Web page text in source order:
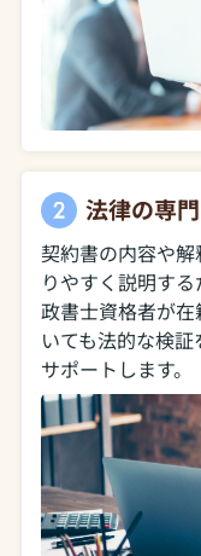
法律の専
契約書の内容や
りやすく説明す
政書士資格者が
いても法的な検
サポートします。